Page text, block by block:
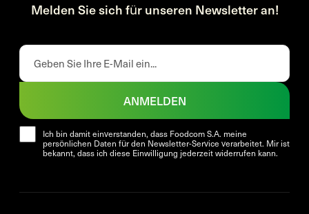
Melden Sie sich für unseren Newsletter an!
Ich bin damit einverstanden, dass Foodcom S.A. meine
persönlichen Daten für den Newsletter-Service verarbeitet. Mir ist
bekannt, dass ich diese Einwilligung jederzeit widerrufen kann.
ANMELDEN